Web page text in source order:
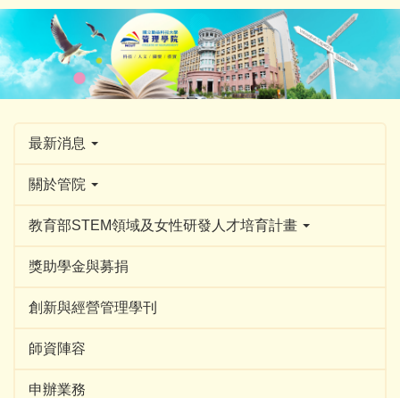
跳
到
主
要
內
最新消息
關於管院
教育部STEM領域及女性研發人才培育計畫
獎助學金與募捐
創新與經營管理學刊
師資陣容
申辦業務